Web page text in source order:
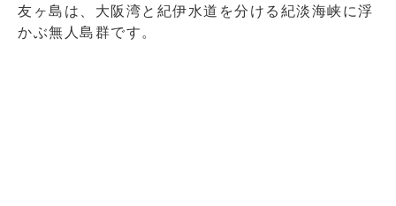
友ヶ島は、大阪湾と紀伊水道を分ける紀淡海峡に浮
かぶ無人島群です。